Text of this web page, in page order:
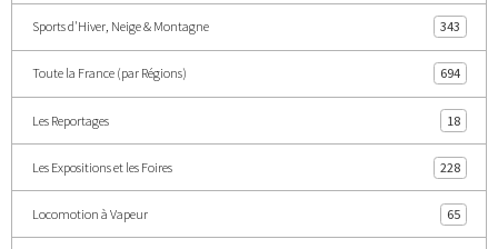
Sports d'Hiver, Neige & Montagne 343
Toute la France (par Régions) 694
Les Reportages 18
Les Expositions et les Foires 228
Locomotion à Vapeur 65